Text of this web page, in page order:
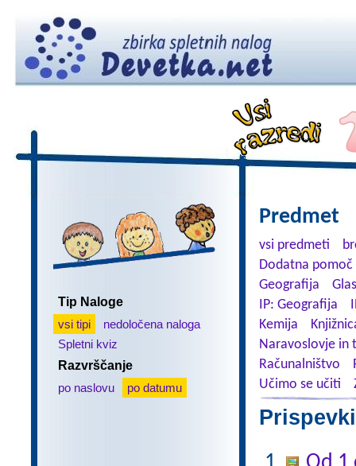
Tip Naloge
vsi tipi
nedoločena naloga
Spletni kviz
Razvrščanje
po naslovu
po datumu
Predmet
vsi predmeti
Dodatna
Geografija
IP: Geografija
Kemija
Naravoslovje in
Računalništvo
Učimo se učiti